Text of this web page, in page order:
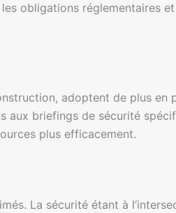
obligations réglementaires
adoptent de plus en
aux briefings de sécurité
plus efficacement.
La sécurité étant à